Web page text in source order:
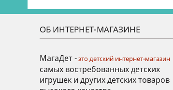
ОБ ИНТЕРНЕТ-МАГАЗИНЕ
МагаДет -это детский интернет-магазин
самых востребованных детских
игрушек и других детских товаров